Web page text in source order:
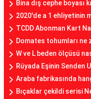
Bina dış cephe boyası
2020'de a 1 ehliyetinin
TCDD Abonman Kart
Domates tohumları ne
W ve L beden ölçüsü
Rüyada Eşinin Senden
Araba fabrikasında
Bıçaklar çekildi serisi